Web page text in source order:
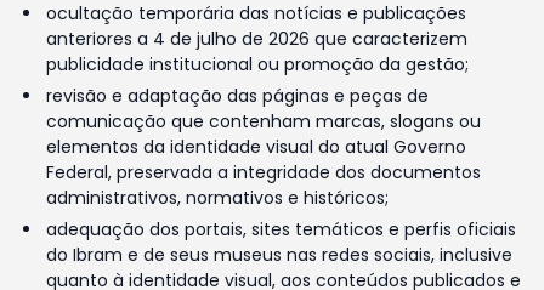
ocultação temporária das notícias e publicações
anteriores a 4 de julho de 2026 que caracterizem
publicidade institucional ou promoção da gestão;
revisão e adaptação das páginas e peças de
comunicação que contenham marcas, slogans ou
elementos da identidade visual do atual Governo
Federal, preservada a integridade dos documentos
administrativos, normativos e históricos;
adequação dos portais, sites temáticos e perfis oficiais
do Ibram e de seus museus nas redes sociais, inclusive
quanto à identidade visual, aos conteúdos publicados e